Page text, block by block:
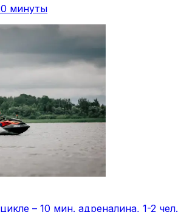
минуты
– 10 мин. адреналина, 1-2 чел.